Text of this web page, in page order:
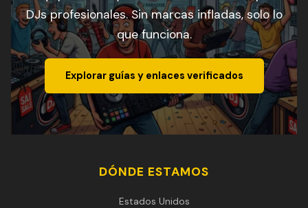
DJs profesionales. Sin marcas infladas, solo lo
que funciona.
Explorar guías y enlaces verificados
DÓNDE ESTAMOS
Estados Unidos